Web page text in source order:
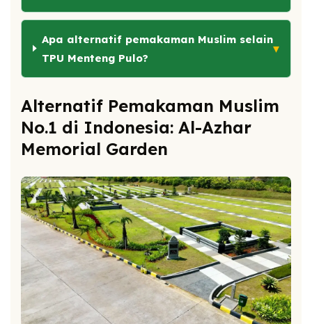
Apa alternatif pemakaman Muslim selain
TPU Menteng Pulo?
▾
Alternatif Pemakaman Muslim
No.1 di Indonesia: Al-Azhar
Memorial Garden